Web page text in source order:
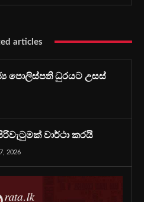
articles
පොලිස්පති ධුරයට උසස්
වාර්ථා කරයි
2026